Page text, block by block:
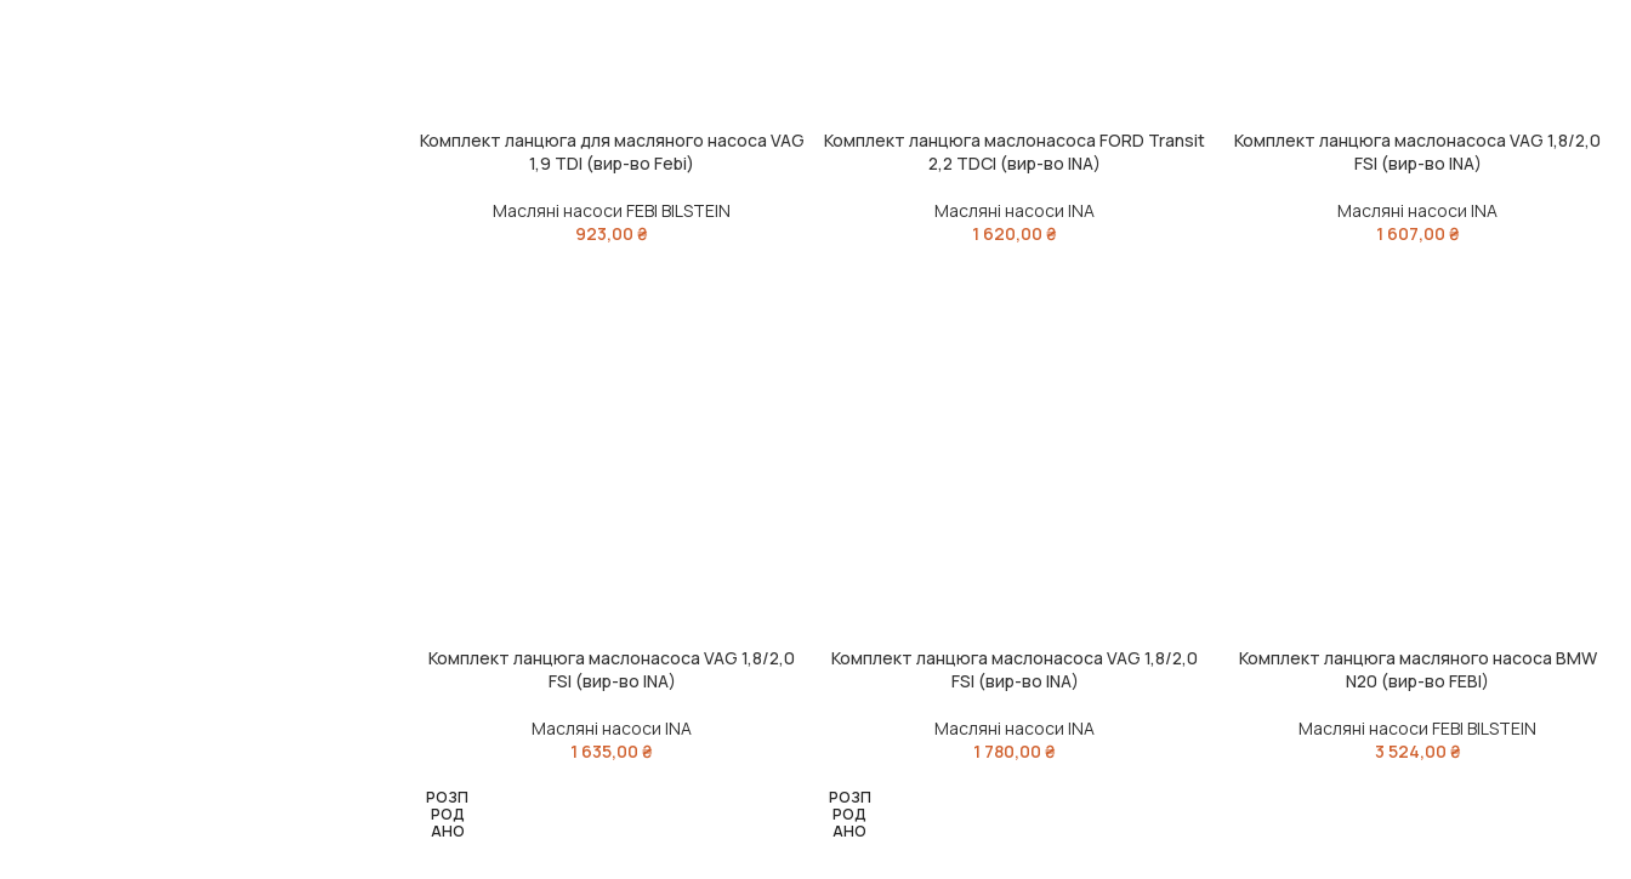
ДОДАТИ В КОШИК
Комплект ланцюга для масляного насоса VAG
1,9 TDI (вир-во Febi)
Масляні насоси FEBI BILSTEIN
923,00₴
ДОДАТИ В КОШИК
Комплект ланцюга маслонасоса FORD Transit
2,2 TDCI (вир-во INA)
Масляні насоси INA
1 620,00₴
ДОДАТИ В КОШИК
Комплект ланцюга маслонасоса VAG 1,8/2,0
FSI (вир-во INA)
Масляні насоси INA
1 607,00 ₴
ДОДАТИ В КОШИК
Комплект ланцюга маслонасоса VAG 1,8/2,0
FSI (вир-во INA)
Масляні насоси INA
1 635,00₴
ДОДАТИ В КОШИК
Комплект ланцюга маслонасоса VAG 1,8/2,0
FSI (вир-во INA)
Масляні насоси INA
1 780,00₴
ДОДАТИ В КОШИК
Комплект ланцюга масляного насоса BMW
N20 (вир-во FEBI)
Масляні насоси FEBI BILSTEIN
3 524,00 ₴
РОЗП
РОД
АНО
РОЗП
РОД
АНО